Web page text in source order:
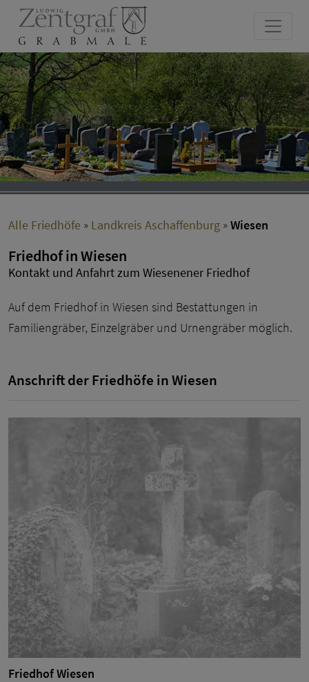
Alle Friedhöfe » Landkreis Aschaffenburg »Wiesen
Friedhof in Wiesen
Kontakt und Anfahrt zum Wiesenener Friedhof
Auf dem Friedhof in Wiesen sind Bestattungen in
Familiengräber, Einzelgräber und Urnengräber möglich.
Anschrift der Friedhöfe in Wiesen
Friedhof Wiesen